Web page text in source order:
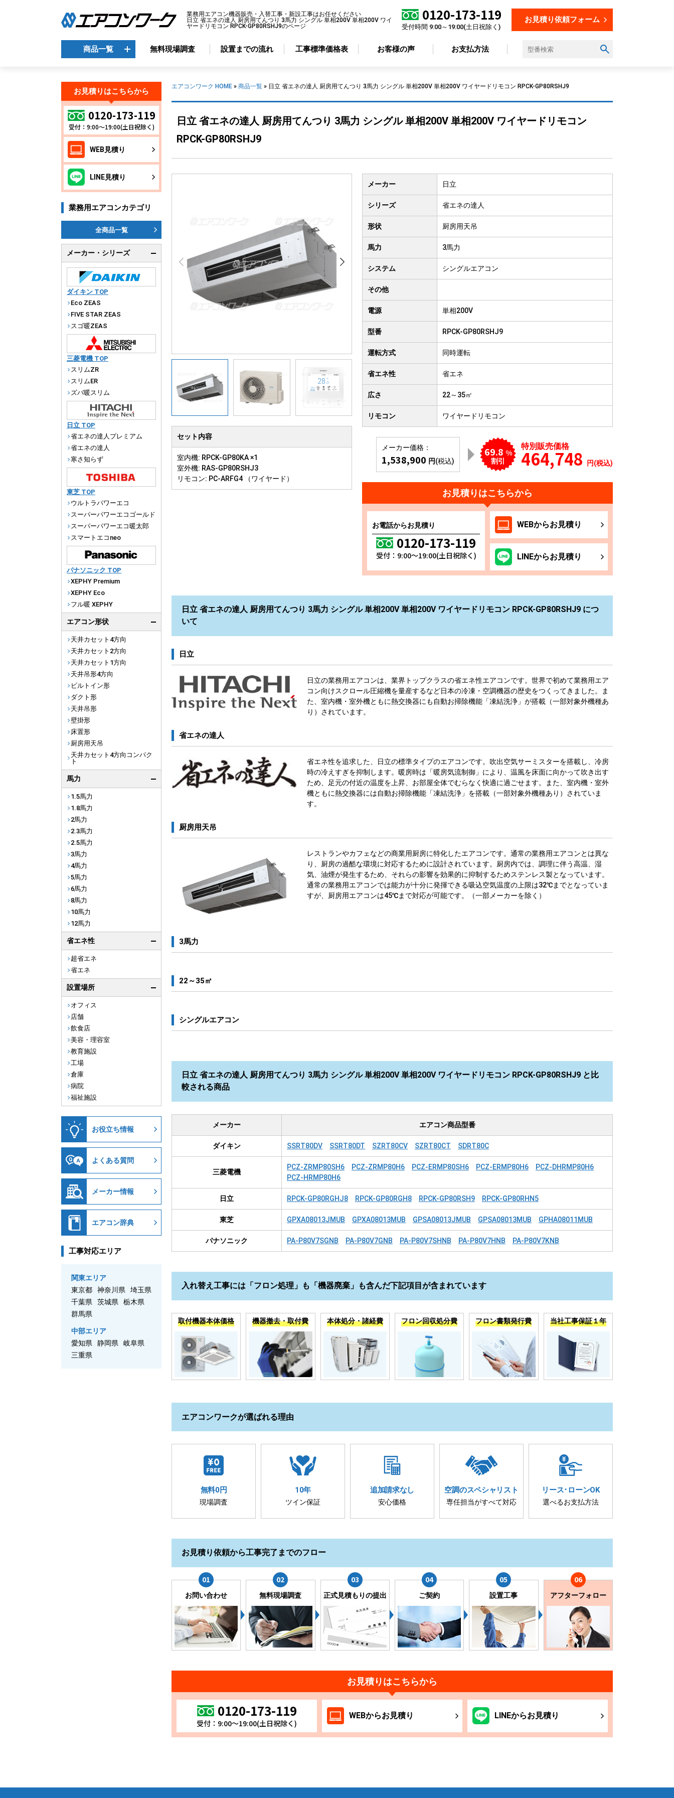
業務用エアコン機器販売・入替工事・新設工事はお任せください
日立 省エネの達人 厨房用てんつり 3馬力 シングル 単相200V 単相200V ワイ
ヤードリモコン RPCK-GP80RSHJ9のページ
0120-173-119
受付時間 9:00～19:00(土日祝除く)
お見積り依頼フォーム
商品一覧
商品一覧
メーカーから選ぶ
ダイキン
三菱電機
日立
東芝
パナソニック
天井カセット 4方向
天井カセット2方向
天井カセット1方向
天井吊り形
4方向
厨房用
飲食店
美容・理容室
倉庫
無料現場調査 設置までの流れ 工事標準価格表 お客様の声 お支払方法
エアコンワーク HOME » 商品一覧 » 日立 省エネの達人 厨房用てんつり 3馬力 シングル 単相200V 単相200V ワイヤードリモコン RPCK-GP80RSHJ9
日立 省エネの達人 厨房用てんつり 3馬力 シングル 単相200V 単相200V ワイヤードリモコン
RPCK-GP80RSHJ9
セット内容
室内機: RPCK-GP80KA ×1
室外機: RAS-GP80RSHJ3
リモコン: PC-ARFG4 （ワイヤード）
メーカー 日立
シリーズ 省エネの達人
形状 厨房用天吊
馬力 3馬力
システム シングルエアコン
その他
電源 単相200V
型番 RPCK-GP80RSHJ9
運転方式 同時運転
省エネ性 省エネ
広さ 22～35㎡
リモコン ワイヤードリモコン
メーカー価格：
1,538,900 円(税込)
69.8 %
割引
特別販売価格
464,748 円(税込)
お見積りはこちらから
お電話からお見積り
0120-173-119
受付：9:00～19:00(土日祝除く)
WEBからお見積り
LINEからお見積り
日立 省エネの達人 厨房用てんつり 3馬力 シングル 単相200V 単相200V ワイヤードリモコン RPCK-GP80RSHJ9 につ
いて
日立
日立の業務用エアコンは、業界トップクラスの省エネ性エアコンです。世界で初めて業務用エア
コン向けスクロール圧縮機を量産するなど日本の冷凍・空調機器の歴史をつくってきました。ま
た、室内機・室外機ともに熱交換器にも自動お掃除機能「凍結洗浄」が搭載（一部対象外機種あ
り）されています。
省エネの達人
省エネ性を追求した、日立の標準タイプのエアコンです。吹出空気サーミスターを搭載し、冷房
時の冷えすぎを抑制します。暖房時は「暖房気流制御」により、温風を床面に向かって吹き出す
ため、足元の付近の温度を上昇、お部屋全体でむらなく快適に過ごせます。また、室内機・室外
機ともに熱交換器には自動お掃除機能「凍結洗浄」を搭載（一部対象外機種あり）されていま
す。
厨房用天吊
レストランやカフェなどの商業用厨房に特化したエアコンです。通常の業務用エアコンとは異な
り、厨房の過酷な環境に対応するために設計されています。厨房内では、調理に伴う高温、湿
気、油煙が発生するため、それらの影響を効果的に抑制するためステンレス製となっています。
通常の業務用エアコンでは能力が十分に発揮できる吸込空気温度の上限は32℃までとなっていま
すが、厨房用エアコンは45℃まで対応が可能です。（一部メーカーを除く）
3馬力
22～35㎡
シングルエアコン
日立 省エネの達人 厨房用てんつり 3馬力 シングル 単相200V 単相200V ワイヤードリモコン RPCK-GP80RSHJ9 と比
較される商品
メーカー エアコン商品型番
ダイキン SSRT80DV SSRT80DT SZRT80CV SZRT80CT SDRT80C
三菱電機
PCZ-ZRMP80SH6 PCZ-ZRMP80H6 PCZ-ERMP80SH6 PCZ-ERMP80H6
PCZ-DHRMP80H6
PCZ-HRMP80H6
日立 RPCK-GP80RGHJ8 RPCK-GP80RGH8 RPCK-GP80RSH9 RPCK-GP80RHN5
東芝 GPXA08013JMUB GPXA08013MUB GPSA08013JMUB GPSA08013MUB GPHA08011MUB
パナソニック PA-P80V7SGNB PA-P80V7GNB PA-P80V7SHNB PA-P80V7HNB PA-P80V7KNB
入れ替え工事には「フロン処理」も「機器廃棄」も含んだ下記項目が含まれています
取付機器本体価格 機器撤去・取付費 本体処分・諸経費 フロン回収処分費 フロン書類発行費 当社工事保証１年
エアコンワークが選ばれる理由
無料0円
現場調査
10年
ツイン保証
追加請求なし
安心価格
空調のスペシャリスト
専任担当がすべて対応
リース･ ローンOK
選べるお支払方法
お見積り依頼から工事完了までのフロー
お問い合わせ 無料現場調査 正式見積もりの提出 ご契約 設置工事 アフターフォロー
お見積りはこちらから
0120-173-119
受付：9:00～19:00(土日祝除く)
WEBからお見積り LINEからお見積り
お見積りはこちらから
0120-173-119
受付：9:00～19:00(土日祝除く)
WEB見積り
LINE見積り
業務用エアコンカテゴリ
全商品一覧
メーカー・シリーズ
ダイキン TOP
Eco ZEAS
FIVE STAR ZEAS
スゴ暖ZEAS
三菱電機 TOP
スリムZR
スリムER
ズバ暖スリム
日立 TOP
省エネの達人プレミアム
省エネの達人
寒さ知らず
東芝 TOP
ウルトラパワーエコ
スーパーパワーエコゴールド
スーパーパワーエコ暖太郎
スマートエコneo
パナソニック TOP
XEPHY Premium
XEPHY Eco
フル暖 XEPHY
エアコン形状
天井カセット4方向
天井カセット2方向
天井カセット1方向
天井吊形4方向
ビルトイン形
ダクト形
天井吊形
壁掛形
床置形
厨房用天吊
天井カセット4方向コンパク
ト
馬力
1.5馬力
1.8馬力
2馬力
2.3馬力
2.5馬力
3馬力
4馬力
5馬力
6馬力
8馬力
10馬力
12馬力
省エネ性
超省エネ
省エネ
設置場所
オフィス
店舗
飲食店
美容・理容室
教育施設
工場
倉庫
病院
福祉施設
お役立ち情報
よくある質問
メーカー情報
エアコン辞典
工事対応エリア
関東エリア
東京都
神奈川県
埼玉県
千葉県
茨城県
栃木県
群馬県
中部エリア
愛知県
静岡県
岐阜県
三重県